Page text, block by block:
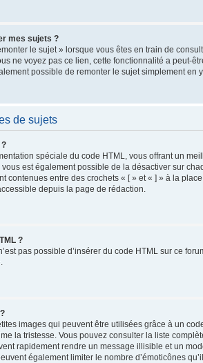
mes sujets ?
le sujet » lorsque vous êtes en train de
ne voyez pas ce lien, cette fonctionnalité a peut-
possible de remonter le sujet simplement
de sujets
?
spéciale du code HTML, vous offrant un
vous est également possible de la désactiver sur
contenues entre des crochets « [ » et « ] » à la
depuis la page de rédaction.
?
pas possible d’insérer du code HTML sur ce
images qui peuvent être utilisées grâce à un
la tristesse. Vous pouvez consulter la liste
rapidement rendre un message illisible et un
également limiter le nombre d’émoticônes